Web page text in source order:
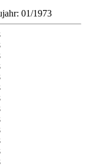
01/1973